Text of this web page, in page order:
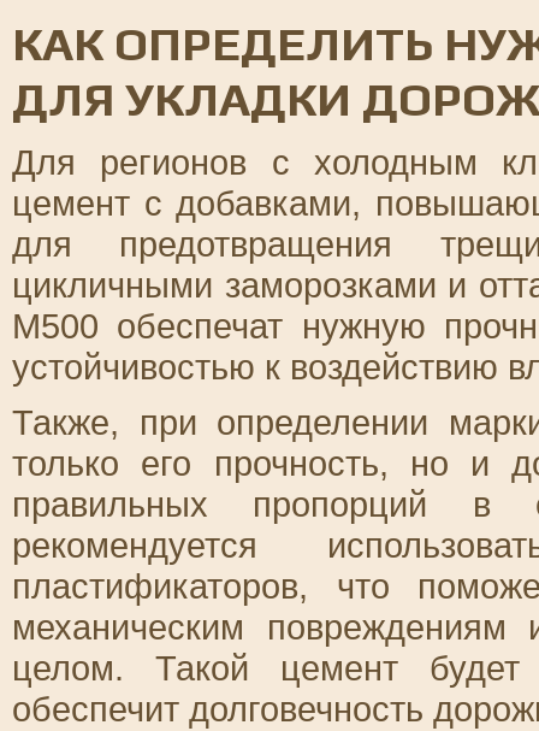
КАК ОПРЕДЕЛИТЬ
ДЛЯ УКЛАДКИ
Для регионов с холодным
цемент с добавками,
для предотвращения
цикличными заморозками и
М500 обеспечат нужную
устойчивостью к воздействию
Также, при определении
только его прочность, но и
правильных пропорций в
рекомендуется
пластификаторов, что
механическим повреждениям
целом. Такой цемент
обеспечит долговечность